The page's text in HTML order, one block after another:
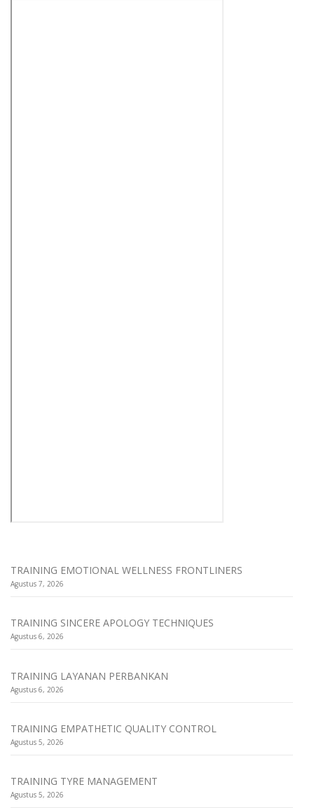
TRAINING EMOTIONAL WELLNESS FRONTLINERS
Agustus 7, 2026
TRAINING SINCERE APOLOGY TECHNIQUES
Agustus 6, 2026
TRAINING LAYANAN PERBANKAN
Agustus 6, 2026
TRAINING EMPATHETIC QUALITY CONTROL
Agustus 5, 2026
TRAINING TYRE MANAGEMENT
Agustus 5, 2026